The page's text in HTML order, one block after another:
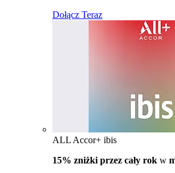
Dołącz Teraz
ALL Accor+ ibis
15% zniżki przez cały rok w